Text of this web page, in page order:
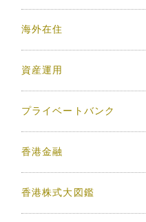
海外在住
資産運用
プライベートバンク
香港金融
香港株式大図鑑